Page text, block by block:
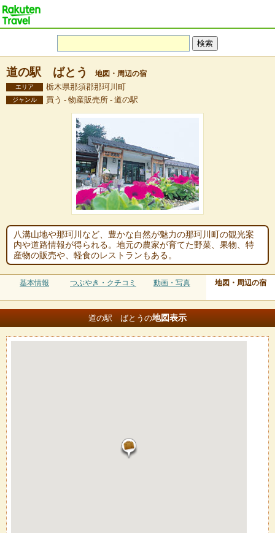
道の駅 ばとう 地図・周辺の宿
エリア 栃木県那須郡那珂川町
ジャンル 買う - 物産販売所 - 道の駅
八溝山地や那珂川など、豊かな自然が魅力の那珂川町の観光案
内や道路情報が得られる。地元の農家が育てた野菜、果物、特
産物の販売や、軽食のレストランもある。
基本情報 つぶやき・クチコミ 動画・写真 地図・周辺の宿
道の駅 ばとうの地図表示